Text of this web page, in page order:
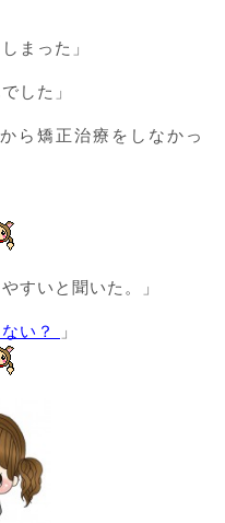
まった」
した」
ら矯正治療をしなかっ
すいと聞いた。」
い？ 」